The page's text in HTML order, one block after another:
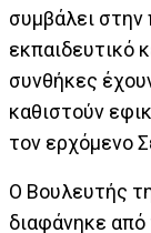
συμβάλει
εκπαιδευτικό
συνθήκες
καθιστούν
τον ερχόμενο
Ο Βουλευτής
διαφάνηκε